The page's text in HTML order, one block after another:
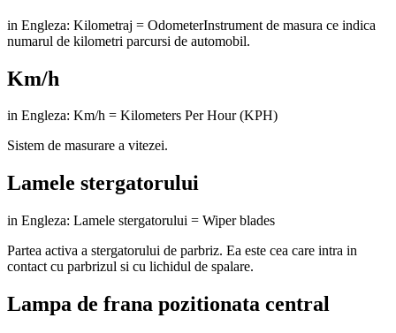
in Engleza: Kilometraj = OdometerInstrument de masura ce indica
numarul de kilometri parcursi de automobil.
Km/h
in Engleza: Km/h = Kilometers Per Hour (KPH)
Sistem de masurare a vitezei.
Lamele stergatorului
in Engleza: Lamele stergatorului = Wiper blades
Partea activa a stergatorului de parbriz. Ea este cea care intra in
contact cu parbrizul si cu lichidul de spalare.
Lampa de frana pozitionata central